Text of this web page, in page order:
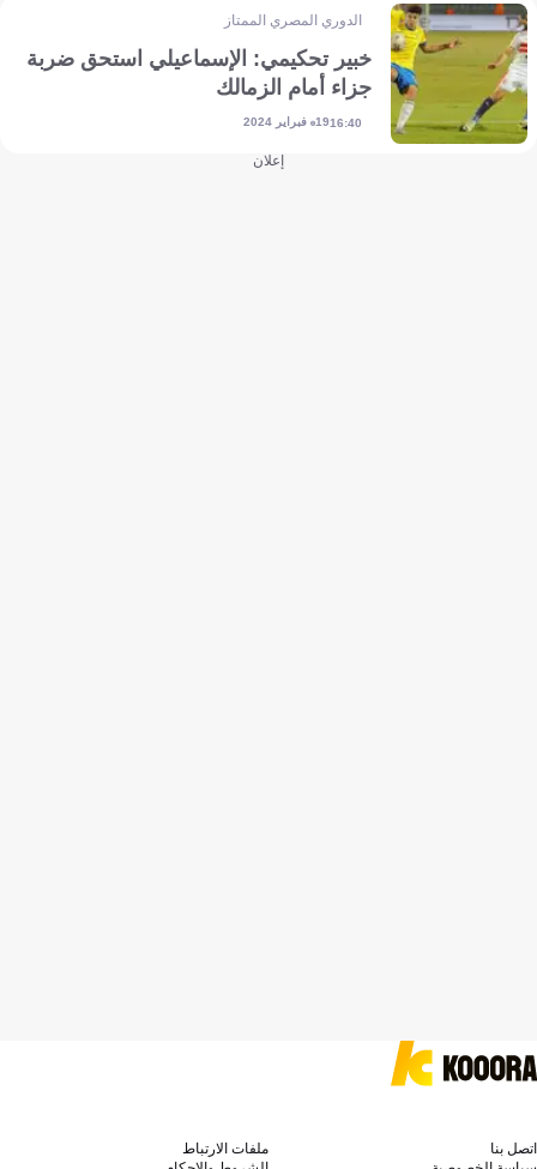
الدوري المصري الممتاز
خبير تحكيمي: الإسماعيلي استحق ضربة
جزاء أمام الزمالك
16:4019 فبراير 2024
إعلان
اتصل بنا
ملفات الارتباط